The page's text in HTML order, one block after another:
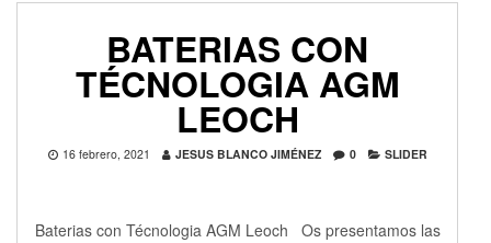
BATERIAS CON
TÉCNOLOGIA AGM
LEOCH
16 febrero, 2021 JESUS BLANCO JIMÉNEZ 0 SLIDER
Baterias con Técnologia AGM Leoch Os presentamos las